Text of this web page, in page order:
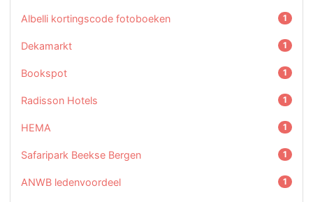
Albelli kortingscode fotoboeken 1
Dekamarkt 1
Bookspot 1
Radisson Hotels 1
HEMA 1
Safaripark Beekse Bergen 1
ANWB ledenvoordeel 1